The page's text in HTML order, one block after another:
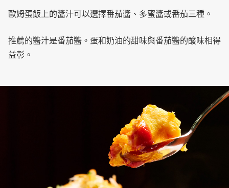
歐姆蛋飯上的醬汁可以選擇番茄醬、多蜜醬或番茄三種。
推薦的醬汁是番茄醬。蛋和奶油的甜味與番茄醬的酸味相得
益彰。